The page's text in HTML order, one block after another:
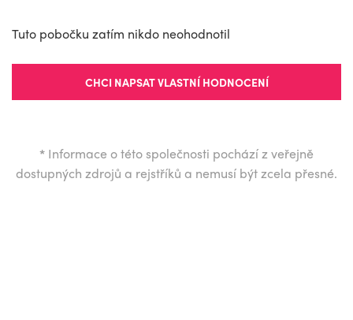
Tuto pobočku zatím nikdo neohodnotil
CHCI NAPSAT VLASTNÍ HODNOCENÍ
* Informace o této společnosti pochází z veřejně
dostupných zdrojů a rejstříků a nemusí být zcela přesné.